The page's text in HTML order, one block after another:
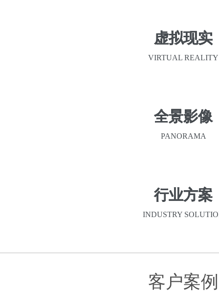
虚拟现实
VIRTUAL REALITY
全景影像
PANORAMA
行业方案
INDUSTRY
客户案例